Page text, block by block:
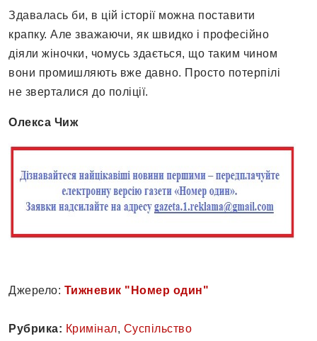
Здавалась би, в цій історії можна поставити
крапку. Але зважаючи, як швидко і професійно
діяли жіночки, чомусь здається, що таким чином
вони промишляють вже давно. Просто потерпілі
не зверталися до поліції.
Олекса Чиж
Джерело: Тижневик "Номер один"
Рубрика: Кримінал, Суспільство